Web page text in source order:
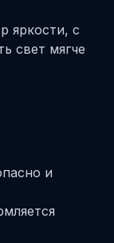
яркости, с
свет мягче
и